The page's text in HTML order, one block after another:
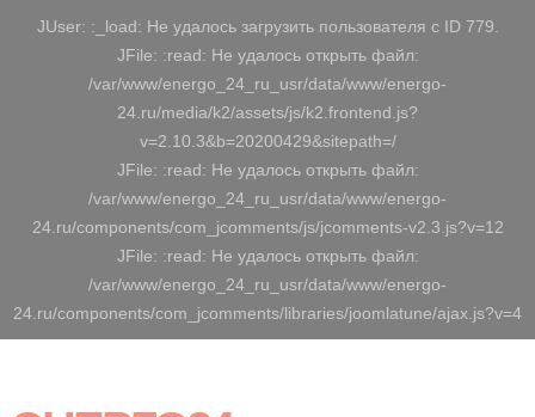
JUser: :_load: Не удалось загрузить пользователя с ID 779.
JFile: :read: Не удалось открыть файл:
/var/www/energo_24_ru_usr/data/www/energo-
24.ru/media/k2/assets/js/k2.frontend.js?
v=2.10.3&b=20200429&sitepath=/
JFile: :read: Не удалось открыть файл:
/var/www/energo_24_ru_usr/data/www/energo-
24.ru/components/com_jcomments/js/jcomments-v2.3.js?v=12
JFile: :read: Не удалось открыть файл:
/var/www/energo_24_ru_usr/data/www/energo-
24.ru/components/com_jcomments/libraries/joomlatune/ajax.js?v=4